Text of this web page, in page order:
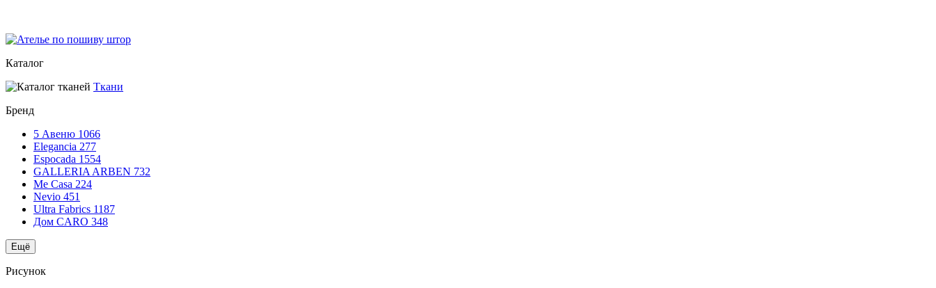
Каталог
Ткани
Бренд
5 Авеню 1066
Elegancia 277
Espocada 1554
GALLERIA ARBEN 732
Me Casa 224
Nevio 451
Ultra Fabrics 1187
Дом CARO 348
Ещё
Рисунок